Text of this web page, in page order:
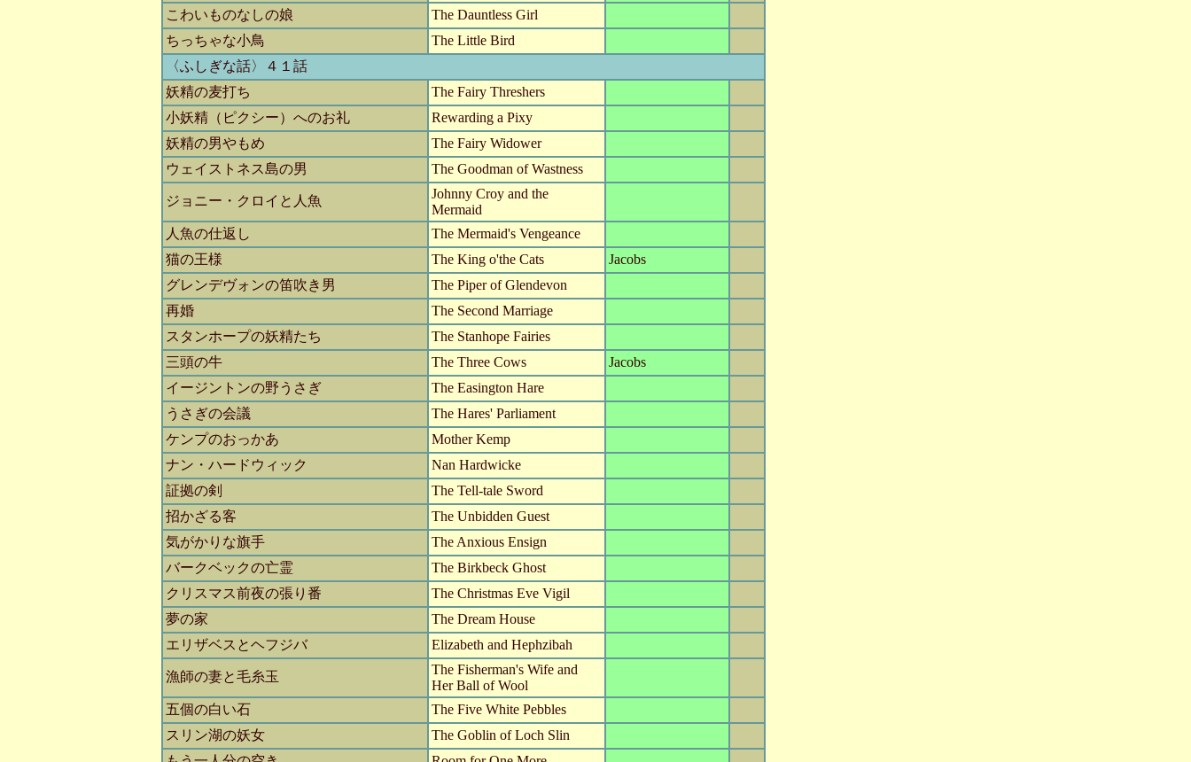
こわいものなしの娘
The Dauntless Girl
ちっちゃな小鳥
The Little Bird
〈ふしぎな話〉４１話
妖精の麦打ち
The Fairy Threshers
小妖精（ピクシー）へのお礼
Rewarding a Pixy
妖精の男やもめ
The Fairy Widower
ウェイストネス島の男
The Goodman of Wastness
ジョニー・クロイと人魚
Johnny Croy and the
Mermaid
人魚の仕返し
The Mermaid's Vengeance
猫の王様
The King o'the Cats
Jacobs
グレンデヴォンの笛吹き男
The Piper of Glendevon
再婚
The Second Marriage
スタンホープの妖精たち
The Stanhope Fairies
三頭の牛
The Three Cows
Jacobs
イージントンの野うさぎ
The Easington Hare
うさぎの会議
The Hares' Parliament
ケンプのおっかあ
Mother Kemp
ナン・ハードウィック
Nan Hardwicke
証拠の剣
The Tell-tale Sword
招かざる客
The Unbidden Guest
気がかりな旗手
The Anxious Ensign
バークベックの亡霊
The Birkbeck Ghost
クリスマス前夜の張り番
The Christmas Eve Vigil
夢の家
The Dream House
エリザベスとヘフジバ
Elizabeth and Hephzibah
漁師の妻と毛糸玉
The Fisherman's Wife and
Her Ball of Wool
五個の白い石
The Five White Pebbles
スリン湖の妖女
The Goblin of Loch Slin